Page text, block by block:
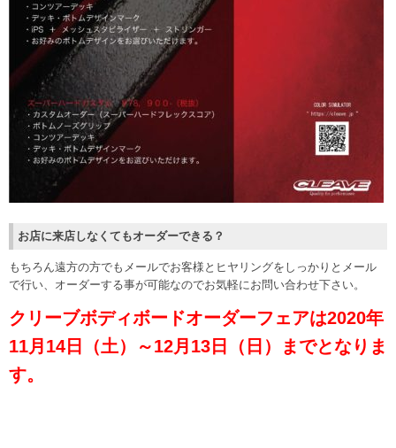
お店に来店しなくてもオーダーできる？
もちろん遠方の方でもメールでお客様とヒヤリングをしっかりとメール
で行い、オーダーする事が可能なのでお気軽にお問い合わせ下さい。
クリーブボディボードオーダーフェアは2020年
11月14日（土）～12月13日（日）までとなりま
す。